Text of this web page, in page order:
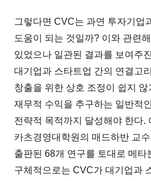
그렇다면 CVC는 과연 투자기업
도움이 되는 것일까? 이와 관련
있었으나 일관된 결과를 보여주
대기업과 스타트업 간의 연결고
창출을 위한 상호 조정이 쉽지
재무적 수익을 추구하는 일반적
전략적 목적까지 달성해야 한다.
카츠경영대학원의 매드하반 교
출판된 68개 연구를 토대로 메타
구체적으로는 CVC가 대기업과